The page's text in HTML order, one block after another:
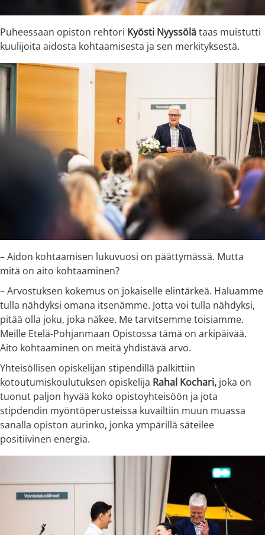
Puheessaan opiston rehtori Kyösti Nyyssölätaas muistutti
kuulijoita aidosta kohtaamisesta ja sen merkityksestä.
– Aidon kohtaamisen lukuvuosi on päättymässä. Mutta
mitä on aito kohtaaminen?
– Arvostuksen kokemus on jokaiselle elintärkeä. Haluamme
tulla nähdyksi omana itsenämme. Jotta voi tulla nähdyksi,
pitää olla joku, joka näkee. Me tarvitsemme toisiamme.
Meille Etelä-Pohjanmaan Opistossa tämä on arkipäivää.
Aito kohtaaminen on meitä yhdistävä arvo.
Yhteisöllisen opiskelijan stipendillä palkittiin
kotoutumiskoulutuksen opiskelija Rahal Kochari, joka on
tuonut paljon hyvää koko opistoyhteisöön ja jota
stipdendin myöntöperusteissa kuvailtiin muun muassa
sanalla opiston aurinko, jonka ympärillä säteilee
positiivinen energia.